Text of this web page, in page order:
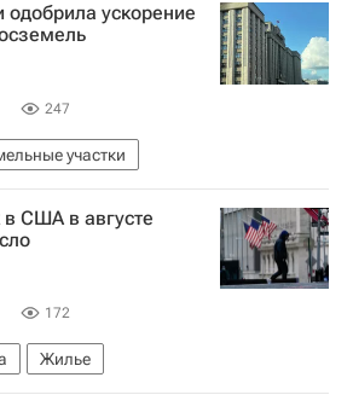
одобрила ускорение
247
участки
в США в августе
172
Жилье